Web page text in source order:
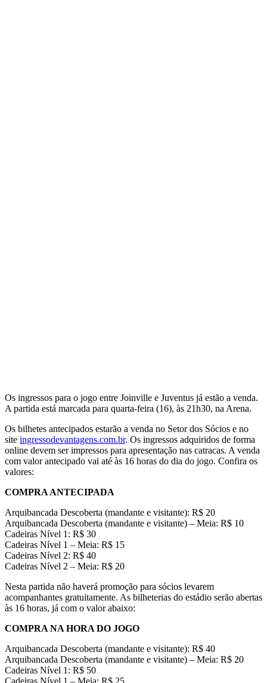
Os ingressos para o jogo entre Joinville e Juventus já estão a venda.
A partida está marcada para quarta-feira (16), às 21h30, na Arena.
Os bilhetes antecipados estarão a venda no Setor dos Sócios e no
site ingressodevantagens.com.br. Os ingressos adquiridos de forma
online devem ser impressos para apresentação nas catracas. A venda
com valor antecipado vai até às 16 horas do dia do jogo. Confira os
valores:
COMPRA ANTECIPADA
Arquibancada Descoberta (mandante e visitante): R$ 20
Arquibancada Descoberta (mandante e visitante) – Meia: R$ 10
Cadeiras Nível 1: R$ 30
Cadeiras Nível 1 – Meia: R$ 15
Cadeiras Nível 2: R$ 40
Cadeiras Nível 2 – Meia: R$ 20
Nesta partida não haverá promoção para sócios levarem
acompanhantes gratuitamente. As bilheterias do estádio serão abertas
às 16 horas, já com o valor abaixo:
COMPRA NA HORA DO JOGO
Arquibancada Descoberta (mandante e visitante): R$ 40
Arquibancada Descoberta (mandante e visitante) – Meia: R$ 20
Cadeiras Nível 1: R$ 50